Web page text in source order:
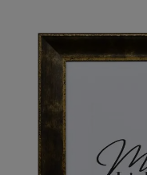
Bildergalerie überspringen